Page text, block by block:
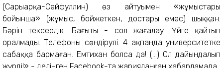
(Сарыарқа-Сейфуллин) өз айтуымен «жұмыстары
бойынша» (жұмыс, бойжеткен, достары емес) шыққан.
Бәрін тексердік. Бағыты - сол жағалау. Үйге қайтып
оралмады. Телефоны сөндірулі. 4 ақпанда университетке
сабаққа бармаған. Емтихан болса да! (...) Ол дайындалып
жүрді!» - делінген Facebook-та жарияланған хабарламада.